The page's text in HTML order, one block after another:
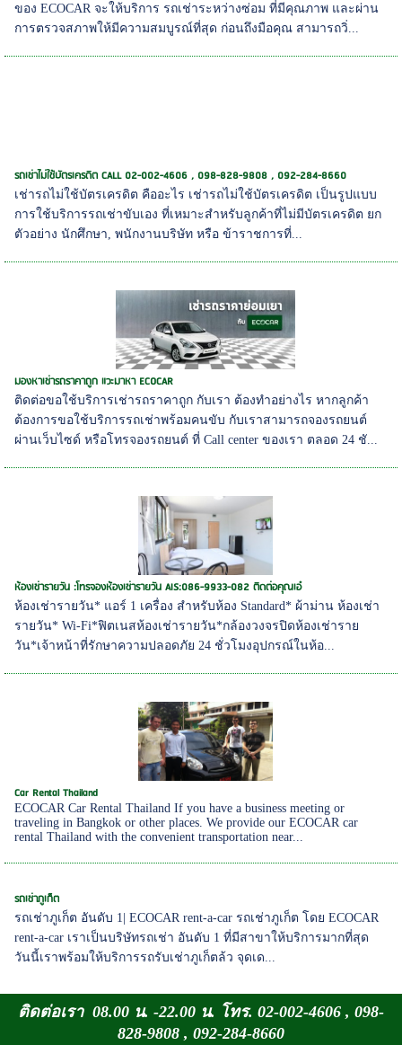
ของ ECOCAR จะให้บริการ รถเช่าระหว่างซ่อม ที่มีคุณภาพ และผ่าน
การตรวจสภาพให้มีความสมบูรณ์ที่สุด ก่อนถึงมือคุณ สามารถวิ่...
รถเช่าไม่ใช้บัตรเครดิต CALL 02-002-4606 , 098-828-9808 , 092-284-8660
เช่ารถไม่ใช้บัตรเครดิต คืออะไร เช่ารถไม่ใช้บัตรเครดิต เป็นรูปแบบ
การใช้บริการรถเช่าขับเอง ที่เหมาะสำหรับลูกค้าที่ไม่มีบัตรเครดิต ยก
ตัวอย่าง นักศึกษา, พนักงานบริษัท หรือ ข้าราชการที่...
มองหาเช่ารถราคาถูก แวะมาหา ECOCAR
ติดต่อขอใช้บริการเช่ารถราคาถูก กับเรา ต้องทำอย่างไร หากลูกค้า
ต้องการขอใช้บริการรถเช่าพร้อมคนขับ กับเราสามารถจองรถยนต์
ผ่านเว็บไซด์ หรือโทรจองรถยนต์ ที่ Call center ของเรา ตลอด 24 ชั...
ห้องเช่ารายวัน :โทรจองห้องเช่ารายวัน AIS:086-9933-082 ติดต่อคุณเอ๋
ห้องเช่ารายวัน* แอร์ 1 เครื่อง สำหรับห้อง Standard* ผ้าม่าน ห้องเช่า
รายวัน* Wi-Fi*ฟิตเนสห้องเช่ารายวัน*กล้องวงจรปิดห้องเช่าราย
วัน*เจ้าหน้าที่รักษาความปลอดภัย 24 ชั่วโมงอุปกรณ์ในห้อ...
Car Rental Thailand
ECOCAR Car Rental Thailand If you have a business meeting or
traveling in Bangkok or other places. We provide our ECOCAR car
rental Thailand with the convenient transportation near...
รถเช่าภูเก็ต
รถเช่าภูเก็ต อันดับ 1| ECOCAR rent-a-car รถเช่าภูเก็ต โดย ECOCAR
rent-a-car เราเป็นบริษัทรถเช่า อันดับ 1 ที่มีสาขาให้บริการมากที่สุด
วันนี้เราพร้อมให้บริการรถรับเช่าภูเก็ตล้ว จุดเด...
ติดต่อเรา 08.00 น. -22.00 น. โทร. 02-002-4606 , 098-
828-9808 , 092-284-8660